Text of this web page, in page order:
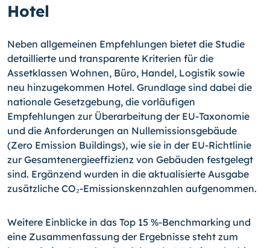
Hotel
Neben allgemeinen Empfehlungen bietet die Studie
detaillierte und transparente Kriterien für die
Assetklassen Wohnen, Büro, Handel, Logistik sowie
neu hinzugekommen Hotel. Grundlage sind dabei die
nationale Gesetzgebung, die vorläufigen
Empfehlungen zur Überarbeitung der EU-Taxonomie
und die Anforderungen an Nullemissionsgebäude
(Zero Emission Buildings), wie sie in der EU-Richtlinie
zur Gesamtenergieeffizienz von Gebäuden festgelegt
sind. Ergänzend wurden in die aktualisierte Ausgabe
zusätzliche CO₂-Emissionskennzahlen aufgenommen.
Weitere Einblicke in das Top 15 %-Benchmarking und
eine Zusammenfassung der Ergebnisse steht zum